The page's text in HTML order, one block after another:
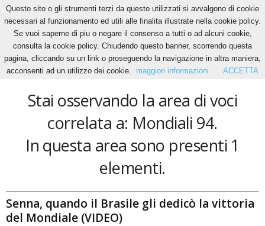
Home Tags Mondiali 94
Mondiali 94
Stai osservando la area di voci
correlata a: Mondiali 94.
In questa area sono presenti 1
elementi.
Senna, quando il Brasile gli dedicò la vittoria
del Mondiale (VIDEO)
Questo sito o gli strumenti terzi da questo utilizzati si avvalgono di cookie
necessari al funzionamento ed utili alle finalita illustrate nella cookie policy.
Se vuoi saperne di piu o negare il consenso a tutti o ad alcuni cookie,
consulta la cookie policy. Chiudendo questo banner, scorrendo questa
pagina, cliccando su un link o proseguendo la navigazione in altra maniera,
acconsenti ad un utilizzo dei cookie.
maggiori informazioni ACCETTA